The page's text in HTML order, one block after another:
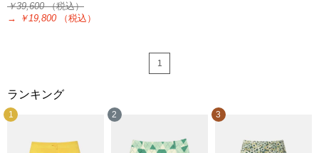
￥39,600（税込）
→
￥19,800 （税込）
1
ランキング
1 2 3